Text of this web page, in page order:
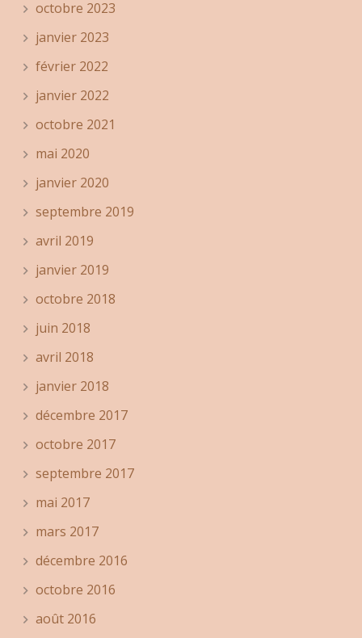
octobre 2023
janvier 2023
février 2022
janvier 2022
octobre 2021
mai 2020
janvier 2020
septembre 2019
avril 2019
janvier 2019
octobre 2018
juin 2018
avril 2018
janvier 2018
décembre 2017
octobre 2017
septembre 2017
mai 2017
mars 2017
décembre 2016
octobre 2016
août 2016